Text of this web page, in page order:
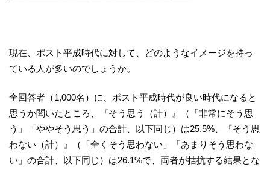
現在、ポスト平成時代に対して、どのようなイメージを持っ
ている人が多いのでしょうか。
全回答者（1,000名）に、ポスト平成時代が良い時代になると
思うか聞いたところ、『そう思う（計）』（「非常にそう思
う」「ややそう思う」の合計、以下同じ）は25.5%、『そう思
わない（計）』（「全くそう思わない」「あまりそう思わな
い」の合計、以下同じ）は26.1%で、両者が拮抗する結果とな